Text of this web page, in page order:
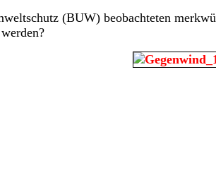
(BUW) beobachteten